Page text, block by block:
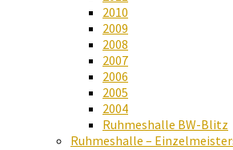
2010
2009
2008
2007
2006
2005
2004
Ruhmeshalle BW-Blitz
Ruhmeshalle –